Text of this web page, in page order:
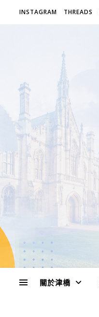
INSTAGRAM THREADS
關於津橋